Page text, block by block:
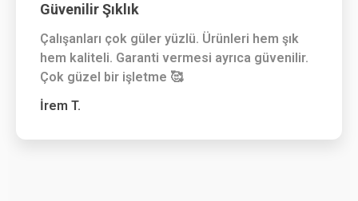
Güvenilir Şıklık
Çalışanları çok güler yüzlü. Ürünleri hem şık
hem kaliteli. Garanti vermesi ayrıca güvenilir.
Çok güzel bir işletme 🥰
İrem T.